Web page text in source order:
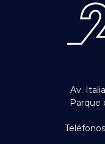
Av.
Parque